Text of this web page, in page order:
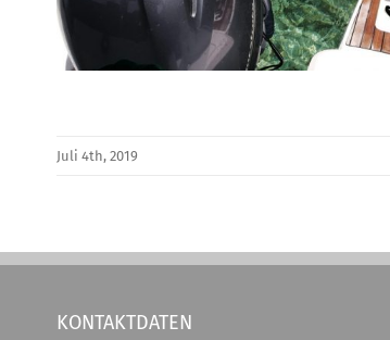
Juli 4th, 2019
KONTAKTDATEN